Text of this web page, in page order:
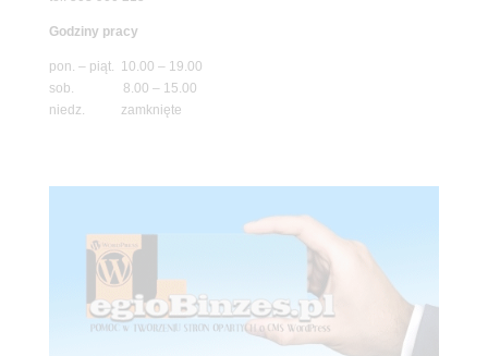
Godziny pracy
pon. – piąt. 10.00 – 19.00
sob. 8.00 – 15.00
niedz. zamknięte